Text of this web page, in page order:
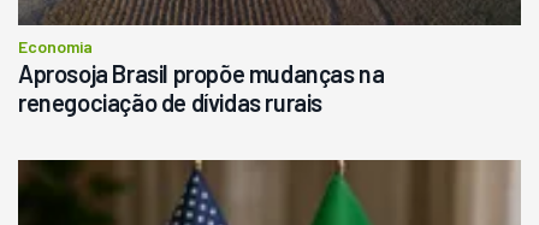
Economia
Aprosoja Brasil propõe mudanças na
renegociação de dívidas rurais